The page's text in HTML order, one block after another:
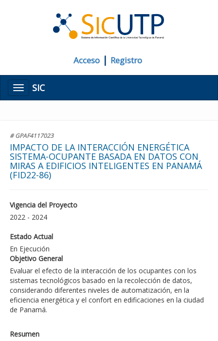
Acceso | Registro
MenúSIC
# GPAF4117023
IMPACTO DE LA INTERACCIÓN ENERGÉTICA
SISTEMA-OCUPANTE BASADA EN DATOS CON
MIRAS A EDIFICIOS INTELIGENTES EN PANAMÁ
(FID22-86)
Vigencia del Proyecto
2022 - 2024
Estado Actual
En Ejecución
Objetivo General
Evaluar el efecto de la interacción de los ocupantes con los
sistemas tecnológicos basado en la recolección de datos,
considerando diferentes niveles de automatización, en la
eficiencia energética y el confort en edificaciones en la ciudad
de Panamá.
Resumen